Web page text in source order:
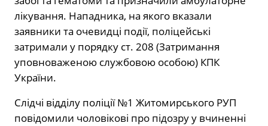
лікування. Нападника, на якого вказали
заявники та очевидці події, поліцейські
затримали у порядку ст. 208 (Затримання
уповноваженою службовою особою) КПК
України.
Слідчі відділу поліції №1 Житомирського РУП
повідомили чоловікові про підозру у вчиненні